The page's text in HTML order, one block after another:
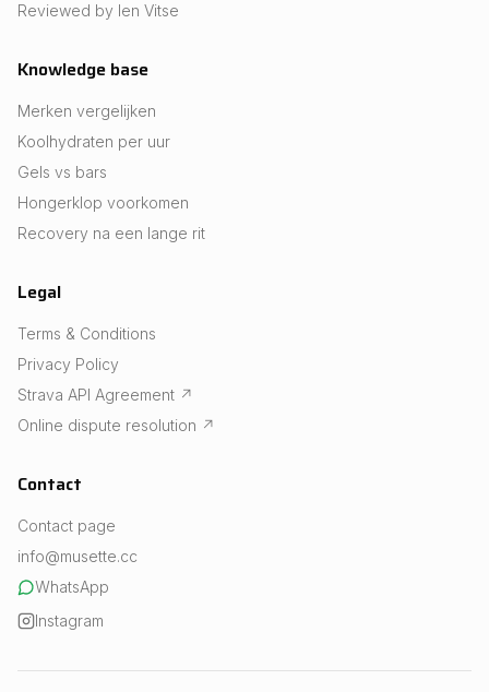
Reviewed by Ien Vitse
Knowledge base
Merken vergelijken
Koolhydraten per uur
Gels vs bars
Hongerklop voorkomen
Recovery na een lange rit
Legal
Terms & Conditions
Privacy Policy
Strava API Agreement ↗
Online dispute resolution ↗
Contact
Contact page
info@musette.cc
WhatsApp
Instagram